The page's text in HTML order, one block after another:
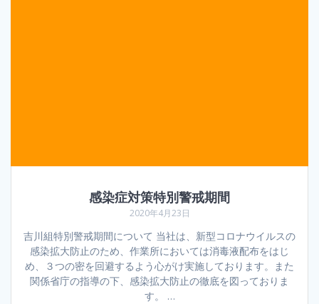
感染症対策特別警戒期間
2020年4月23日
吉川組特別警戒期間について 当社は、新型コロナウイルスの
感染拡大防止のため、作業所においては消毒液配布をはじ
め、３つの密を回避するよう心がけ実施しております。また
関係省庁の指導の下、感染拡大防止の徹底を図っておりま
す。 …